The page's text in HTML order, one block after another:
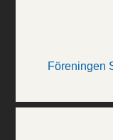
Föreningen